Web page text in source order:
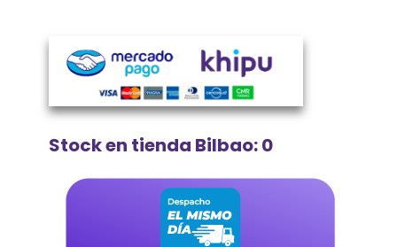
Stock en tienda Bilbao: 0